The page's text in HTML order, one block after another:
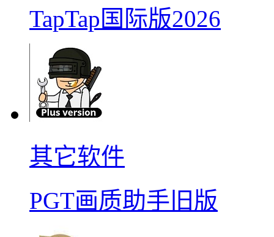
TapTap国际版2026
其它软件
PGT画质助手旧版